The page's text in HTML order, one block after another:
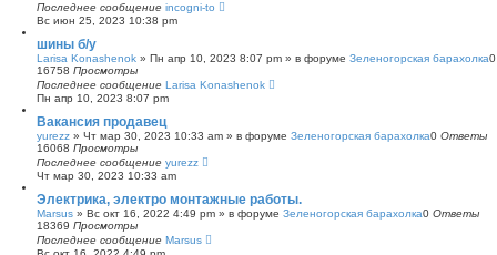
Последнее сообщение incogni-to
Вс июн 25, 2023 10:38 pm
шины б/у
Larisa Konashenok » Пн апр 10, 2023 8:07 pm » в форуме Зеленогорская барахолка
16758 Просмотры
Последнее сообщение Larisa Konashenok
Пн апр 10, 2023 8:07 pm
Вакансия продавец
yurezz » Чт мар 30, 2023 10:33 am » в форуме Зеленогорская барахолка0 Ответы
16068 Просмотры
Последнее сообщение yurezz
Чт мар 30, 2023 10:33 am
Электрика, электро монтажные работы.
Marsus » Вс окт 16, 2022 4:49 pm » в форуме Зеленогорская барахолка0 Ответы
18369 Просмотры
Последнее сообщение Marsus